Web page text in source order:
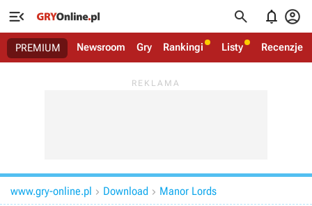
   
PREMIUM Newsroom Gry Rankingi Listy Recenzje
www.gry-online.pl  Download  Manor Lords